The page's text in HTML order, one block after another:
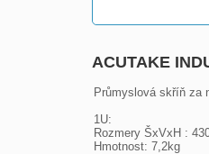
ACUTAKE
Průmyslová skříň za
1U:
Rozmery ŠxVxH :
Hmotnost: 7,2kg